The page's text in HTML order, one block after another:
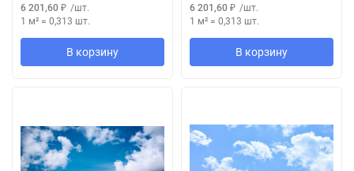
6 201,60 ₽ /шт.
1 м² = 0,313 шт.
В корзину
6 201,60 ₽ /шт.
1 м² = 0,313 шт.
В корзину